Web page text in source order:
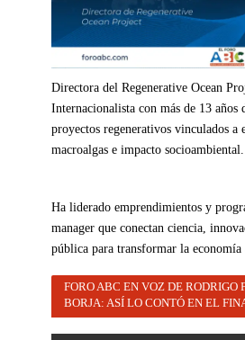
Directora del Regenerative Ocean
Internacionalista con más de 13 años
proyectos regenerativos vinculados a
macroalgas e impacto socioambiental.
Ha liderado emprendimientos y
manager que conectan ciencia,
pública para transformar la
FORO ABC EN VOZ DE RODRIGO
BORJA: ASÍ LO CONTÓ EN EL